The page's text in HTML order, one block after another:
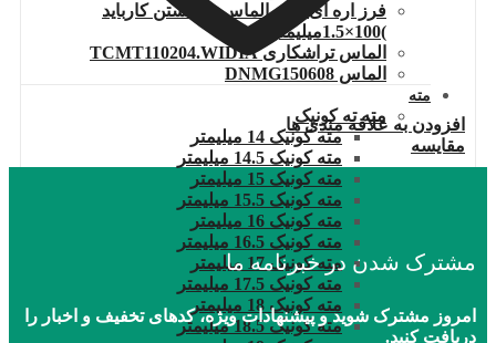
فرز اره ای تمام الماس ( تنگستن کارباید
)100×1.5میلیمتر
الماس تراشکاری TCMT110204.WIDIA
الماس DNMG150608
مته
مته ته کونیک
مته کونیک 14 میلیمتر
مته کونیک 14.5 میلیمتر
مته کونیک 15 میلیمتر
مته کونیک 15.5 میلیمتر
مته کونیک 16 میلیمتر
مته کونیک 16.5 میلیمتر
مته کونیک 17 میلیمتر
مته کونیک 17.5 میلیمتر
مته کونیک 18 میلیمتر
مته کونیک 18.5 میلیمتر
افزودن به علاقه مندی ها
مقایسه
مشترک شدن در خبرنامه ما
امروز مشترک شوید و پیشنهادات ویژه، کدهای تخفیف و اخبار را
دریافت کنید.